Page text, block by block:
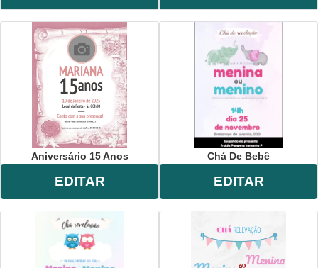
Aniversário 15 Anos
EDITAR
Chá De Bebê
EDITAR